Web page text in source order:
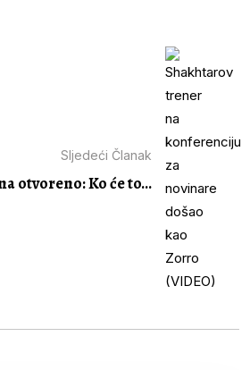
Sljedeći Članak
otvoreno: Ko će to...